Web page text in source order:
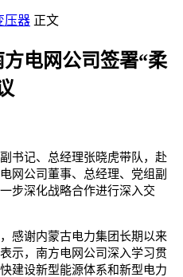
压器 正文
电网公司签署“柔
书记、总经理张晓虎带队，赴
网公司董事、总经理、党组副
步深化战略合作进行深入交
感谢内蒙古电力集团长期以来
示，南方电网公司深入学习贯
建设新型能源体系和新型电力